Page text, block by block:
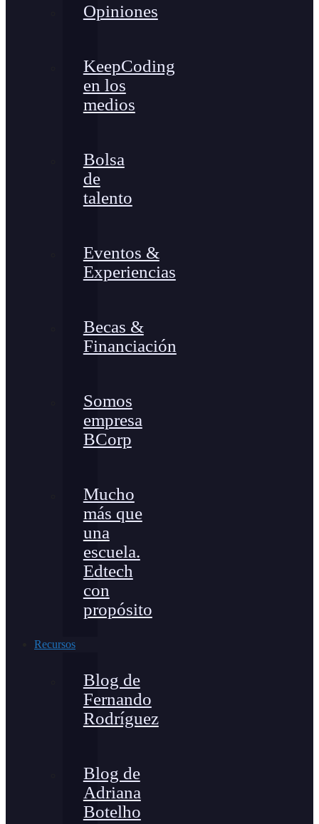
Opiniones
KeepCoding
en los
medios
Bolsa
de
talento
Eventos &
Experiencias
Becas &
Financiación
Somos
empresa
BCorp
Mucho
más que
una
escuela.
Edtech
con
propósito
Recursos
Blog de
Fernando
Rodríguez
Blog de
Adriana
Botelho